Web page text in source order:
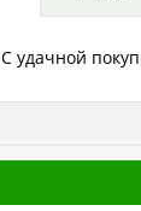
С удачной